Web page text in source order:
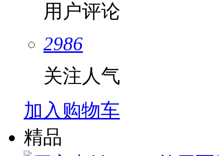
用户评论
2986
关注人气
加入购物车
精品